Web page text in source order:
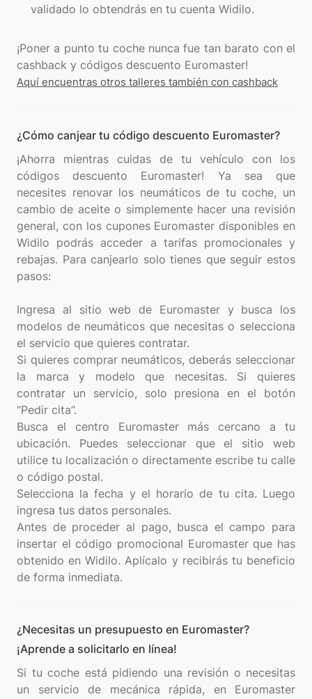
validado lo obtendrás en tu cuenta Widilo.
¡Poner a punto tu coche nunca fue tan barato con el
Aquí encuentras otros talleres también con cashback
¿Cómo canjear tu código descuento Euromaster?
¡Ahorra mientras cuidas de tu vehículo con los
códigos descuento Euromaster! Ya sea que
necesites renovar los neumáticos de tu coche, un
cambio de aceite o simplemente hacer una revisión
general, con los cupones Euromaster disponibles en
Widilo podrás acceder a tarifas promocionales y
rebajas. Para canjearlo solo tienes que seguir estos
pasos:
Ingresa al sitio web de Euromaster y busca los
modelos de neumáticos que necesitas o selecciona
el servicio que quieres contratar.
Si quieres comprar neumáticos, deberás seleccionar
la marca y modelo que necesitas. Si quieres
contratar un servicio, solo presiona en el botón
“Pedir cita”.
Busca el centro Euromaster más cercano a tu
ubicación. Puedes seleccionar que el sitio web
utilice tu localización o directamente escribe tu calle
o código postal.
Selecciona la fecha y el horario de tu cita. Luego
ingresa tus datos personales.
Antes de proceder al pago, busca el campo para
insertar el código promocional Euromaster que has
obtenido en Widilo. Aplícalo y recibirás tu beneficio
¿Necesitas un presupuesto en Euromaster?
¡Aprende a solicitarlo en línea!
Si tu coche está pidiendo una revisión o necesitas
un servicio de mecánica rápida, en Euromaster